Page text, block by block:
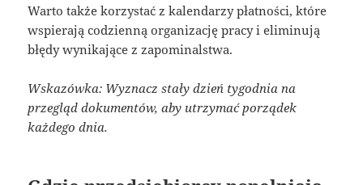
Warto także korzystać z kalendarzy płatności, które
wspierają codzienną organizację pracy i eliminują
błędy wynikające z zapominalstwa.
Wskazówka: Wyznacz stały dzień tygodnia na
przegląd dokumentów, aby utrzymać porządek
każdego dnia.